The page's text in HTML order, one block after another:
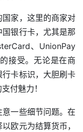
家，这里的商家对
银行卡，尤其是那
、UnionPay
接受。无论是在商
卡标识，大胆刷卡
付魅力！
一些细节问题。在
欧元为结算货币，